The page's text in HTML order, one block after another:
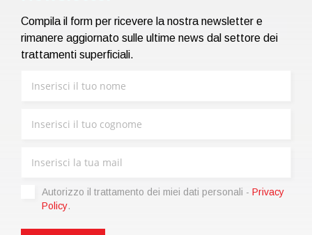
Compila il form per ricevere la nostra newsletter e
rimanere aggiornato sulle ultime news dal settore dei
trattamenti superficiali.
Autorizzo il trattamento dei miei dati personali - Privacy
Policy.